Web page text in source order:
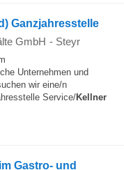
Ganzjahresstelle
GmbH - Steyr
Unternehmen und
wir eine/n
Service/Kellner
Gastro- und